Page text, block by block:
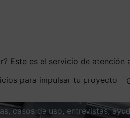
Este es el servicio de atención
para impulsar tu proyecto
casos de uso, entrevistas,